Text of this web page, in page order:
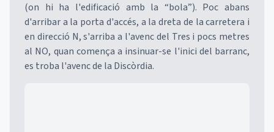
(on hi ha l'edificació amb la “bola”). Poc abans
d'arribar a la porta d'accés, a la dreta de la carretera i
en direcció N, s'arriba a l'avenc del Tres i pocs metres
al NO, quan comença a insinuar-se l'inici del barranc,
es troba l'avenc de la Discòrdia.